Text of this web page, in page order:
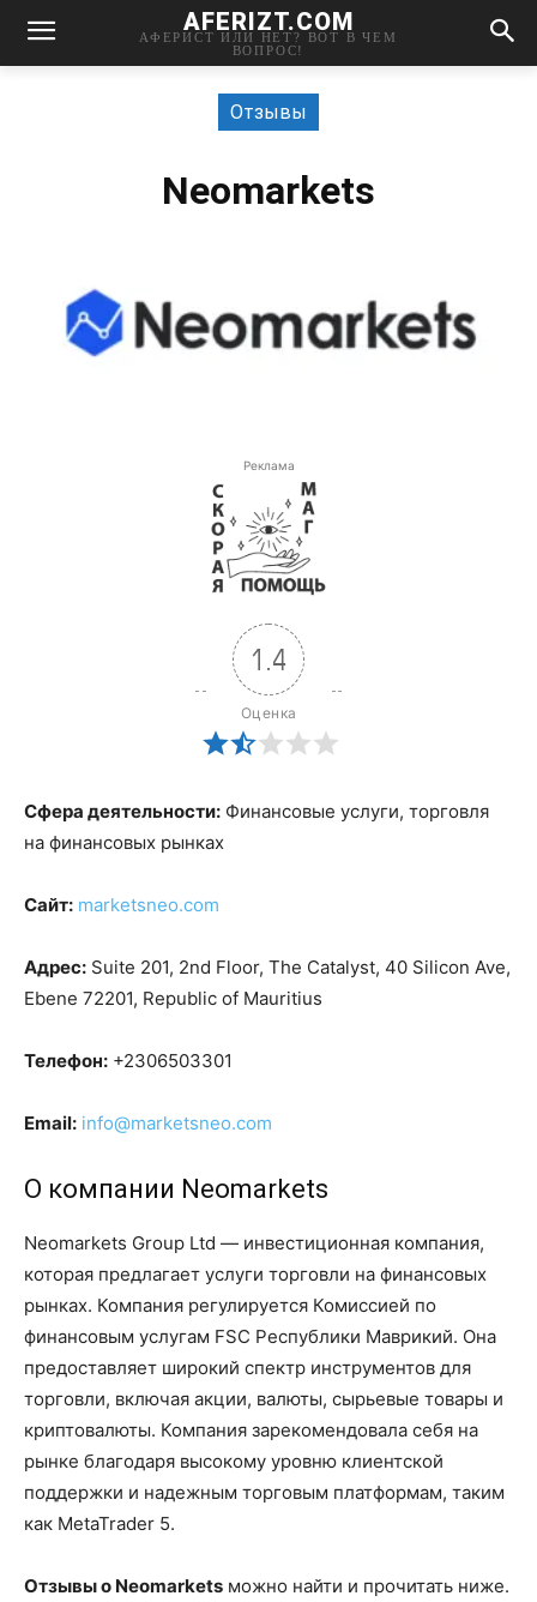
AFERIZT.COM
АФЕРИСТ ИЛИ НЕТ? ВОТ В ЧЕМ
ВОПРОС!
Отзывы
Neomarkets
Реклама
1.4
Оценка
Сфера деятельности: Финансовые услуги, торговля
на финансовых рынках
Сайт: marketsneo.com
Адрес: Suite 201, 2nd Floor, The Catalyst, 40 Silicon Ave,
Ebene 72201, Republic of Mauritius
Телефон: +2306503301
Email: info@marketsneo.com
О компании Neomarkets
Neomarkets Group Ltd — инвестиционная компания,
которая предлагает услуги торговли на финансовых
рынках. Компания регулируется Комиссией по
финансовым услугам FSC Республики Маврикий. Она
предоставляет широкий спектр инструментов для
торговли, включая акции, валюты, сырьевые товары и
криптовалюты. Компания зарекомендовала себя на
рынке благодаря высокому уровню клиентской
поддержки и надежным торговым платформам, таким
как MetaTrader 5.
Отзывы о Neomarkets можно найти и прочитать ниже.